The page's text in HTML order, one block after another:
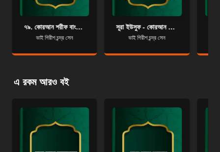
৭৯. কোরআন শরীফ বাংলা অনুবাদ - সূরা আন-নাযিয়াত
ভাই গিরীশ চন্দ্র সেন
সূরা ইউসুফ - কোরআন শরীফ বাংলা অনুবাদ - সূরা ১২
ভাই গিরীশ চন্দ্র সেন
এ রকম আরও বই